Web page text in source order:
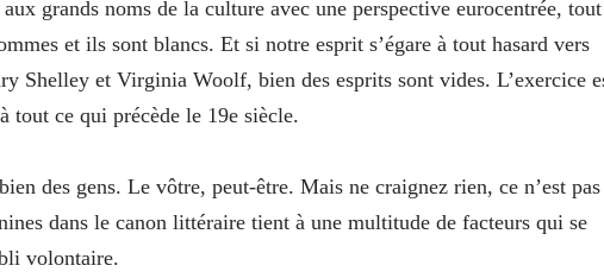
grands noms de la culture avec une perspective eurocentrée, tout
et ils sont blancs. Et si notre esprit s’égare à tout hasard vers
Shelley et Virginia Woolf, bien des esprits sont vides. L’exercice
tout ce qui précède le 19e siècle.
des gens. Le vôtre, peut-être. Mais ne craignez rien, ce n’est pas
dans le canon littéraire tient à une multitude de facteurs qui se
volontaire.